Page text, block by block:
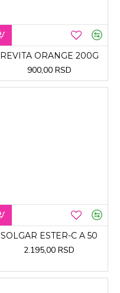
REVITA ORANGE 200G
900,00 RSD
SOLGAR ESTER-C A 50
2.195,00 RSD